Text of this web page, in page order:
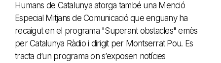
Humans de Catalunya atorga també una Menció
Especial Mitjans de Comunicació que enguany ha
recaigut en el programa "Superant obstacles" emès
per Catalunya Ràdio i dirigit per Montserrat Pou. Es
tracta d’un programa on s’exposen notícies